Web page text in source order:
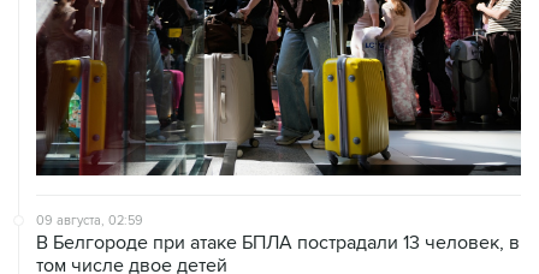
09 августа, 02:59
В Белгороде при атаке БПЛА пострадали 13 человек, в
том числе двое детей